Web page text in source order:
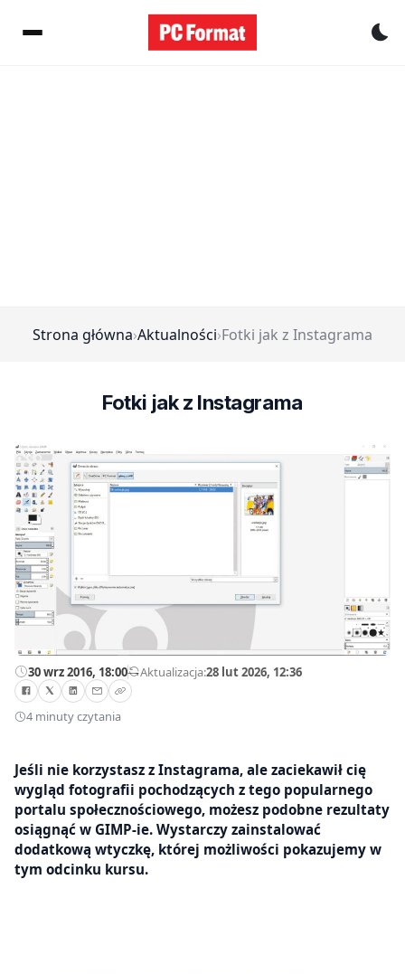
Strona główna›Aktualności›Fotki jak z Instagrama
Fotki jak z Instagrama
30 wrz 2016, 18:00—Aktualizacja:28 lut 2026, 12:36
4 minuty czytania
Jeśli nie korzystasz z Instagrama, ale zaciekawił cię
wygląd fotografii pochodzących z tego popularnego
portalu społecznościowego, możesz podobne rezultaty
osiągnąć w GIMP-ie. Wystarczy zainstalować
dodatkową wtyczkę, której możliwości pokazujemy w
tym odcinku kursu.